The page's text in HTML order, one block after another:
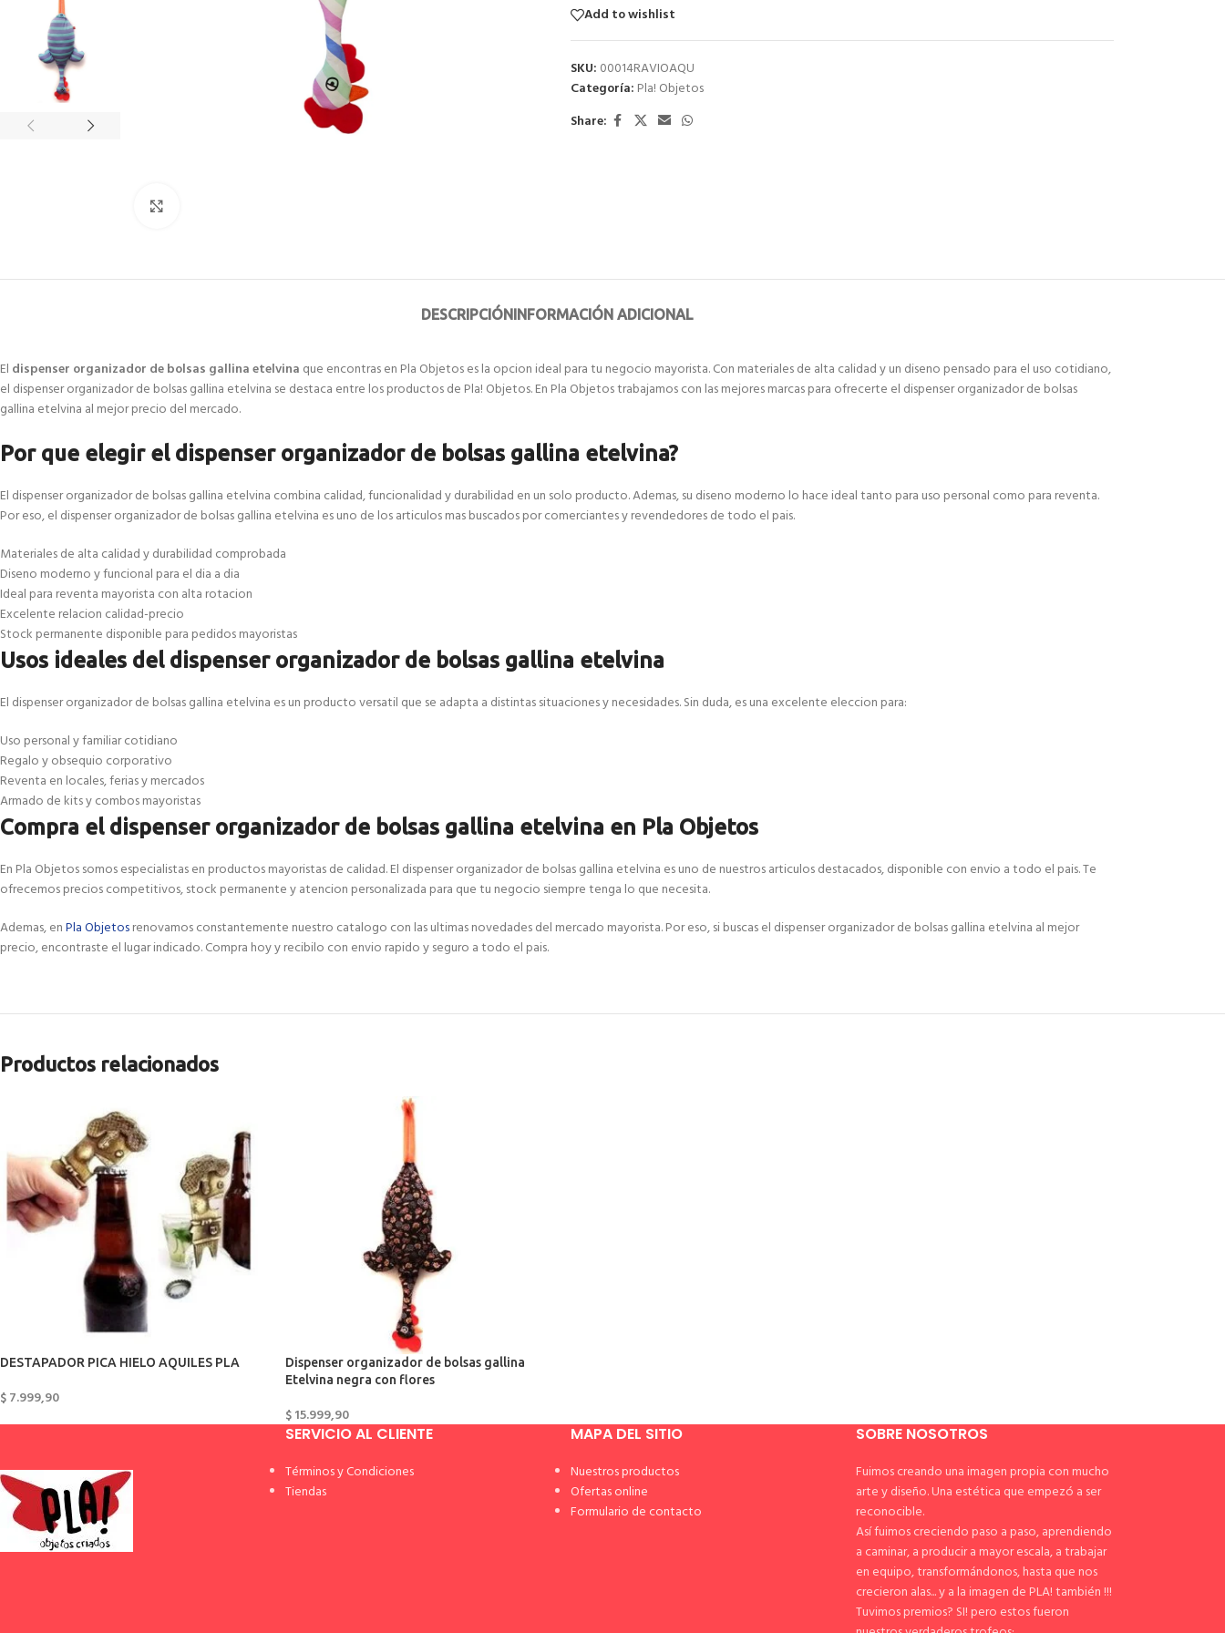
Add to wishlist
SKU: 00014RAVIOAQU
Categoría: Pla! Objetos
Share:
DESCRIPCIÓN INFORMACIÓN ADICIONAL
El dispenser organizador de bolsas gallina etelvina que encontras en Pla Objetos es la opcion ideal para tu negocio mayorista. Con materiales de alta calidad y un diseno pensado para el uso cotidiano,
el dispenser organizador de bolsas gallina etelvina se destaca entre los productos de Pla! Objetos. En Pla Objetos trabajamos con las mejores marcas para ofrecerte el dispenser organizador de bolsas
gallina etelvina al mejor precio del mercado.
Por que elegir el dispenser organizador de bolsas gallina etelvina?
El dispenser organizador de bolsas gallina etelvina combina calidad, funcionalidad y durabilidad en un solo producto. Ademas, su diseno moderno lo hace ideal tanto para uso personal como para reventa.
Por eso, el dispenser organizador de bolsas gallina etelvina es uno de los articulos mas buscados por comerciantes y revendedores de todo el pais.
Materiales de alta calidad y durabilidad comprobada
Diseno moderno y funcional para el dia a dia
Ideal para reventa mayorista con alta rotacion
Excelente relacion calidad-precio
Stock permanente disponible para pedidos mayoristas
Usos ideales del dispenser organizador de bolsas gallina etelvina
El dispenser organizador de bolsas gallina etelvina es un producto versatil que se adapta a distintas situaciones y necesidades. Sin duda, es una excelente eleccion para:
Uso personal y familiar cotidiano
Regalo y obsequio corporativo
Reventa en locales, ferias y mercados
Armado de kits y combos mayoristas
Compra el dispenser organizador de bolsas gallina etelvina en Pla Objetos
En Pla Objetos somos especialistas en productos mayoristas de calidad. El dispenser organizador de bolsas gallina etelvina es uno de nuestros articulos destacados, disponible con envio a todo el pais. Te
ofrecemos precios competitivos, stock permanente y atencion personalizada para que tu negocio siempre tenga lo que necesita.
Ademas, enPla Objetosrenovamos constantemente nuestro catalogo con las ultimas novedades del mercado mayorista. Por eso, si buscas el dispenser organizador de bolsas gallina etelvina al mejor
precio, encontraste el lugar indicado. Compra hoy y recibilo con envio rapido y seguro a todo el pais.
Productos relacionados
DESTAPADOR PICA HIELO AQUILES PLA
$7.999,90
Dispenser organizador de bolsas gallina
Etelvina negra con flores
$15.999,90
SERVICIO AL CLIENTE
Términos y Condiciones
Tiendas
MAPA DEL SITIO
Nuestros productos
Ofertas online
Formulario de contacto
SOBRE NOSOTROS
Fuimos creando una imagen propia con mucho
arte y diseño. Una estética que empezó a ser
reconocible.
Así fuimos creciendo paso a paso, aprendiendo
a caminar, a producir a mayor escala, a trabajar
en equipo, transformándonos, hasta que nos
crecieron alas... y a la imagen de PLA! también !!!
Tuvimos premios? SI! pero estos fueron